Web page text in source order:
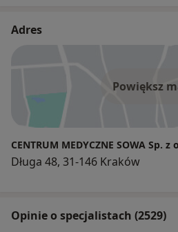
Adres
Powiększ
CENTRUM MEDYCZNE SOWA Sp. z
Długa 48, 31-146 Kraków
Opinie o specjalistach (2529)